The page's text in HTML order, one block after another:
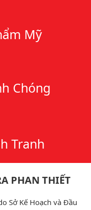
Mỹ
Chóng
Tranh
PHAN THIẾT
Sở Kế Hoạch và Đầu